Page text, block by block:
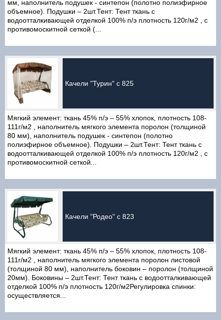
мм, наполнитель подушек - синтепон (полотно полиэфирное
объемное). Подушки – 2шт.Тент: Тент ткань с
водоотталкивающей отделкой 100% п/э плотность 120г/м2 , с
противомоскитной сеткой (...
Качели "Турин" с 825
Мягкий элемент: ткань 45% п/э – 55% хлопок, плотность 108-
111г/м2 , наполнитель мягкого элемента поролон (толщиной
80 мм), наполнитель подушек - синтепон (полотно
полиэфирное объемное). Подушки – 2шт.Тент: Тент ткань с
водоотталкивающей отделкой 100% п/э плотность 120г/м2 , с
противомоскитной сеткой...
Качели "Родео" с 823
Мягкий элемент: ткань 45% п/э – 55% хлопок, плотность 108-
111г/м2 , наполнитель мягкого элемента поролон листовой
(толщиной 80 мм), наполнитель боковин – поролон (толщиной
20мм). Боковины – 2шт.Тент: Тент ткань с водоотталкивающей
отделкой 100% п/э плотность 120г/м2Регулировка спинки:
осуществляется...